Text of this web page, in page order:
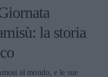
la storia
al mondo, e le sue